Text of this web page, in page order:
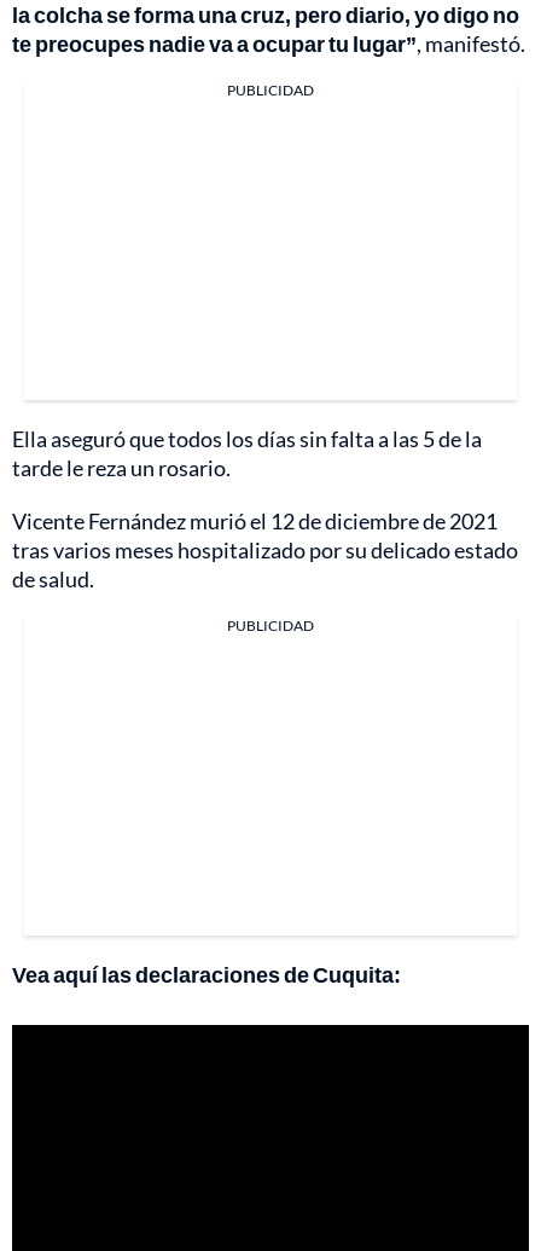
la colcha se forma una cruz, pero diario, yo digo no
te preocupes nadie va a ocupar tu lugar”, manifestó.
PUBLICIDAD
Ella aseguró que todos los días sin falta a las 5 de la
tarde le reza un rosario.
Vicente Fernández murió el 12 de diciembre de 2021
tras varios meses hospitalizado por su delicado estado
de salud.
PUBLICIDAD
Vea aquí las declaraciones de Cuquita: